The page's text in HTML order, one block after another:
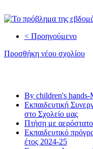
< Προηγούμενο
Προσθήκη νέου σχολίου
By children's hands-
Εκπαιδευτική
στο Σχολείο μας
Πτήση με αερόστατο
Εκπαιδευτικό
έτος 2024-25